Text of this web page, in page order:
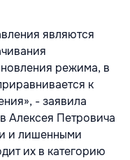
являются
режима, в
к
- заявила
Алексея Петровича
и лишенными
их в категорию